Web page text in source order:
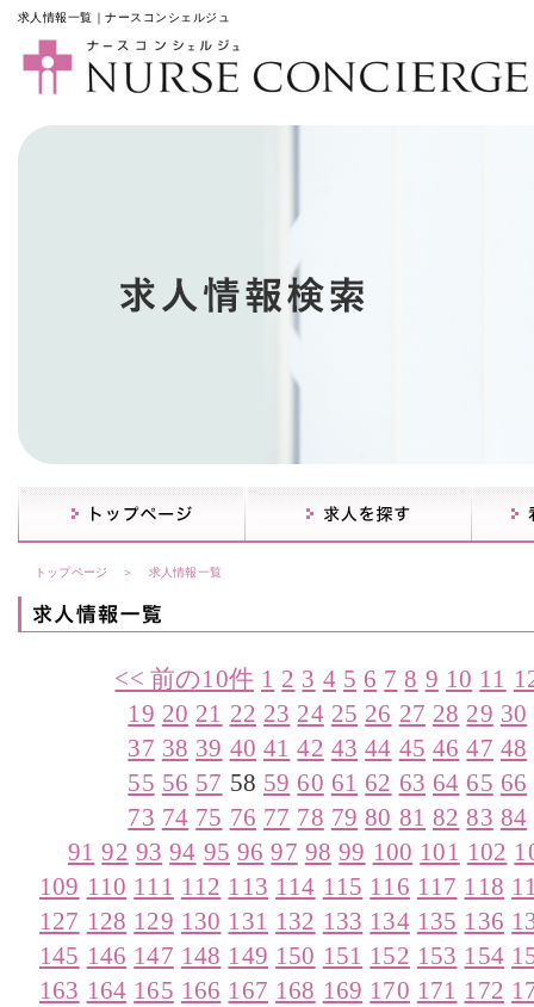
求人情報一覧｜ナースコンシェルジュ
トップページ ＞ 求人情報一覧
<< 前の10件 1 2 3 4 5 6 7 8 9 10 11
19 20 21 22 23 24 25 26 27 28 29 30
37 38 39 40 41 42 43 44 45 46 47 48
55 56 57 58 59 60 61 62 63 64 65 66
73 74 75 76 77 78 79 80 81 82 83 84
91 92 93 94 95 96 97 98 99 100 101 102
109 110 111 112 113 114 115 116 117 118
127 128 129 130 131 132 133 134 135 136
145 146 147 148 149 150 151 152 153 154
163 164 165 166 167 168 169 170 171 172